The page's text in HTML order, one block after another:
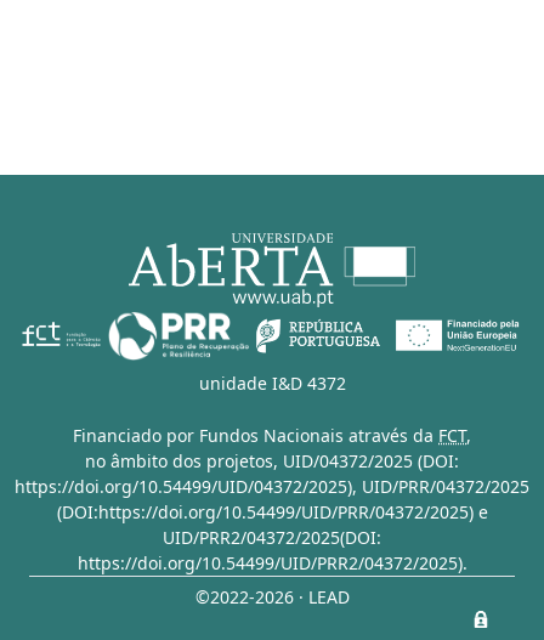
unidade I&D 4372
Financiado por Fundos Nacionais através da FCT,
no âmbito dos projetos, UID/04372/2025 (DOI:
https://doi.org/10.54499/UID/04372/2025), UID/PRR/04372/2025
(DOI:https://doi.org/10.54499/UID/PRR/04372/2025)e
UID/PRR2/04372/2025(DOI:
https://doi.org/10.54499/UID/PRR2/04372/2025).
©2022-2026 · LEAD